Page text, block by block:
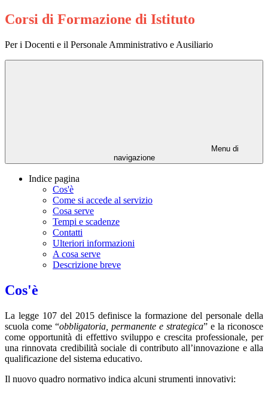
Corsi di Formazione di Istituto
Per i Docenti e il Personale Amministrativo e Ausiliario
Menu di
navigazione
Indice pagina
Cos'è
Come si accede al servizio
Cosa serve
Tempi e scadenze
Contatti
Ulteriori informazioni
A cosa serve
Descrizione breve
Cos'è
La legge 107 del 2015 definisce la formazione del personale della
scuola come “obbligatoria, permanente e strategica” e la riconosce
come opportunità di effettivo sviluppo e crescita professionale, per
una rinnovata credibilità sociale di contributo all’innovazione e alla
qualificazione del sistema educativo.
Il nuovo quadro normativo indica alcuni strumenti innovativi: